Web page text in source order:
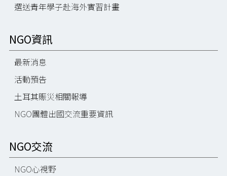
選送青年學子赴海外實習計畫
NGO資訊
最新消息
活動預告
土耳其賑災相關報導
NGO團體出國交流重要資訊
NGO交流
NGO心視野